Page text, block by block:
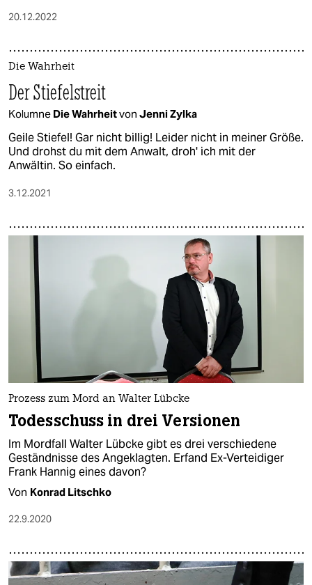
20.12.2022
Die Wahrheit
Der Stiefelstreit
Kolumne Die Wahrheitvon Jenni Zylka
Geile Stiefel! Gar nicht billig! Leider nicht in meiner Größe.
Und drohst du mit dem Anwalt, droh' ich mit der
Anwältin. So einfach.
3.12.2021
Prozess zum Mord an Walter Lübcke
Todesschuss in drei Versionen
Im Mordfall Walter Lübcke gibt es drei verschiedene
Geständnisse des Angeklagten. Erfand Ex-Verteidiger
Frank Hannig eines davon?
Von Konrad Litschko
22.9.2020